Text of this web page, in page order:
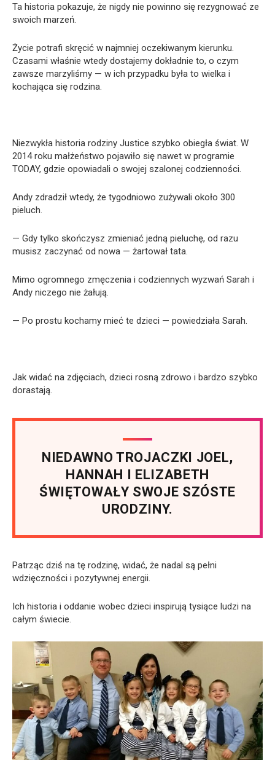
Ta historia pokazuje, że nigdy nie powinno się rezygnować ze
swoich marzeń.
Życie potrafi skręcić w najmniej oczekiwanym kierunku.
Czasami właśnie wtedy dostajemy dokładnie to, o czym
zawsze marzyliśmy — w ich przypadku była to wielka i
kochająca się rodzina.
Niezwykła historia rodziny Justice szybko obiegła świat. W
2014 roku małżeństwo pojawiło się nawet w programie
TODAY, gdzie opowiadali o swojej szalonej codzienności.
Andy zdradził wtedy, że tygodniowo zużywali około 300
pieluch.
— Gdy tylko skończysz zmieniać jedną pieluchę, od razu
musisz zaczynać od nowa — żartował tata.
Mimo ogromnego zmęczenia i codziennych wyzwań Sarah i
Andy niczego nie żałują.
— Po prostu kochamy mieć te dzieci — powiedziała Sarah.
Jak widać na zdjęciach, dzieci rosną zdrowo i bardzo szybko
dorastają.
NIEDAWNO TROJACZKI JOEL,
HANNAH I ELIZABETH
ŚWIĘTOWAŁY SWOJE SZÓSTE
URODZINY.
Patrząc dziś na tę rodzinę, widać, że nadal są pełni
wdzięczności i pozytywnej energii.
Ich historia i oddanie wobec dzieci inspirują tysiące ludzi na
całym świecie.